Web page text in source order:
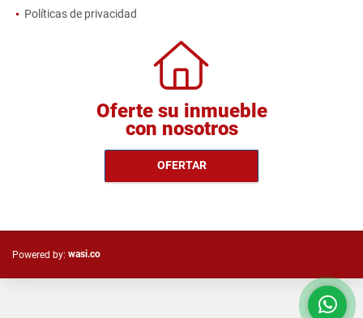
Políticas de privacidad
Oferte su inmueble
con nosotros
OFERTAR
Powered by: wasi.co